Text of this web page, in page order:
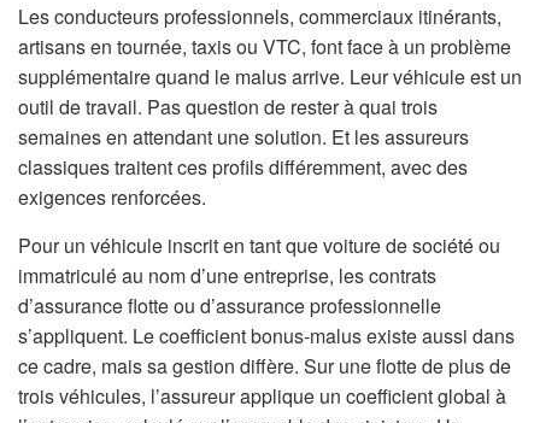
Les conducteurs professionnels, commerciaux itinérants,
artisans en tournée, taxis ou VTC, font face à un problème
supplémentaire quand le malus arrive. Leur véhicule est un
outil de travail. Pas question de rester à quai trois
semaines en attendant une solution. Et les assureurs
classiques traitent ces profils différemment, avec des
exigences renforcées.
Pour un véhicule inscrit en tant que voiture de société ou
immatriculé au nom d’une entreprise, les contrats
d’assurance flotte ou d’assurance professionnelle
s’appliquent. Le coefficient bonus-malus existe aussi dans
ce cadre, mais sa gestion diffère. Sur une flotte de plus de
trois véhicules, l’assureur applique un coefficient global à